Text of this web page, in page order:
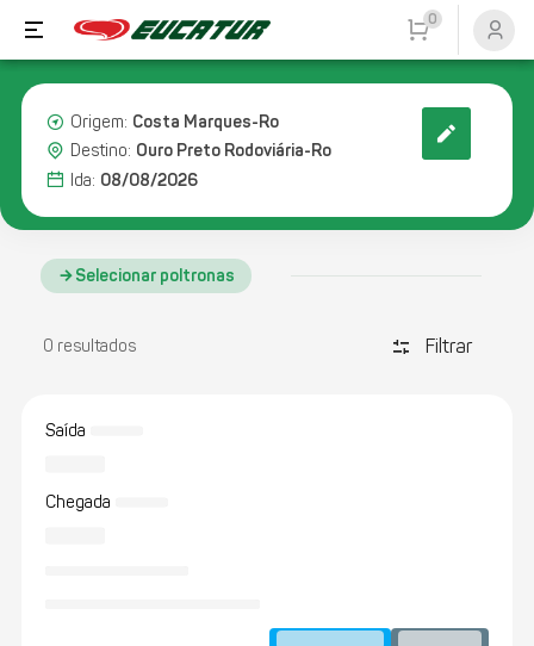
0
Origem: Costa Marques-Ro
Destino: Ouro Preto Rodoviária-Ro
Ida: 08/08/2026
Selecionar poltronas
0 resultados discover_tune Filtrar
Saída
Chegada